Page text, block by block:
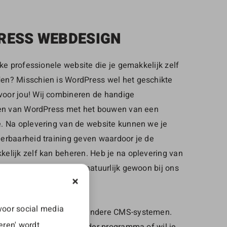
WEBDESIGN
professionele website die je gemakkelijk zelf
Misschien is WordPress wel het geschikte
jou! Wij combineren de handige
van WordPress met het bouwen van een
Na oplevering van de website kunnen we je
training geven waardoor je de
zelf kan beheren. Heb je na oplevering van
een vraag, dan kan je natuurlijk gewoon bij ons
werken wij ook met andere CMS-systemen.
social media
wordt